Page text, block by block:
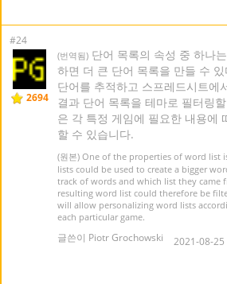
#24
2694
(번역됨) 단어 목록의 속성 중 하나
하면 더 큰 단어 목록을 만들 수
단어를 추적하고 스프레드시트에
결과 단어 목록을 테마로 필터링
은 각 특정 게임에 필요한 내용에
할 수 있습니다.
(원본) One of the properties of word list
lists could be used to create a bigger
track of words and which list they came
resulting word list could therefore be
will allow personalizing word lists
each particular game.
글쓴이 Piotr Grochowski 2021-08-